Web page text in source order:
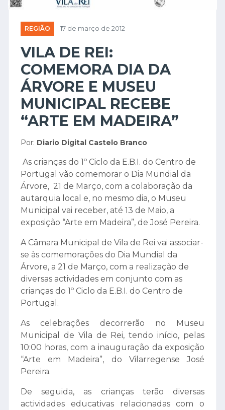
REGIÃO 17 de março de 2012
VILA DE REI:
COMEMORA DIA DA
ÁRVORE E MUSEU
MUNICIPAL RECEBE
“ARTE EM MADEIRA”
Por: Diario Digital Castelo Branco
As crianças do 1º Ciclo da E.B.I. do Centro de
Portugal vão comemorar o Dia Mundial da
Árvore, 21 de Março, com a colaboração da
autarquia local e, no mesmo dia, o Museu
Municipal vai receber, até 13 de Maio, a
exposição “Arte em Madeira”, de José Pereira.
A Câmara Municipal de Vila de Rei vai associar-
se às comemorações do Dia Mundial da
Árvore, a 21 de Março, com a realização de
diversas actividades em conjunto com as
crianças do 1º Ciclo da E.B.I. do Centro de
Portugal.
As celebrações decorrerão no Museu
Municipal de Vila de Rei, tendo início, pelas
10:00 horas, com a inauguração da exposição
“Arte em Madeira”, do Vilarregense José
Pereira.
De seguida, as crianças terão diversas
actividades educativas relacionadas com o